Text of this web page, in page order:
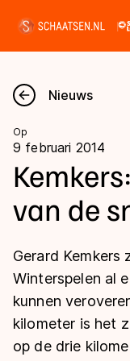
Nieuws
Kalender
Disciplines
Langebaan
Shorttrack
Inlineskaten
Uitslagen
Langebaan
Shorttrack
Marathon
Tijden &
Ranglijsten
Nieuws
Op
9 februari 2014
van de
Gerard
Winterspelen al
kunnen
kilometer is het
op de drie